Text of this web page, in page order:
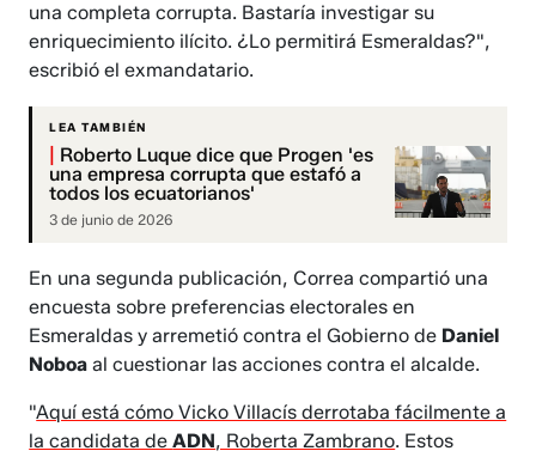
una completa corrupta. Bastaría investigar su
enriquecimiento ilícito. ¿Lo permitirá Esmeraldas?",
escribió el exmandatario.
LEA TAMBIÉN
Roberto Luque dice que Progen 'es
una empresa corrupta que estafó a
todos los ecuatorianos'
3 de junio de 2026
En una segunda publicación, Correa compartió una
encuesta sobre preferencias electorales en
Esmeraldas y arremetió contra el Gobierno de Daniel
Noboa al cuestionar las acciones contra el alcalde.
"Aquí está cómo Vicko Villacís derrotaba fácilmente a
la candidata deADN, Roberta Zambrano. Estos